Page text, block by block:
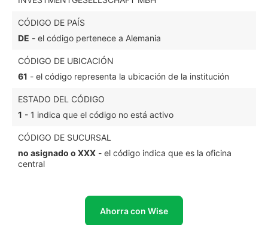
CÓDIGO DE PAÍS
DE - el código pertenece a Alemania
CÓDIGO DE UBICACIÓN
61 - el código representa la ubicación de la institución
ESTADO DEL CÓDIGO
1 - 1 indica que el código no está activo
CÓDIGO DE SUCURSAL
no asignado o XXX - el código indica que es la oficina
central
Ahorra con Wise